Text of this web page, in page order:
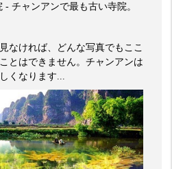
- チャンアンで最も古い寺院。
なければ、どんな写真でもここ
とはできません。チャンアンは
くなります...